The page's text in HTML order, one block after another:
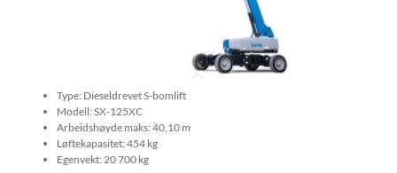
Type: Dieseldrevet S-bomlift
Modell: SX-125XC
Arbeidshøyde maks: 40,10 m
Løftekapasitet: 454 kg
Egenvekt: 20 700 kg